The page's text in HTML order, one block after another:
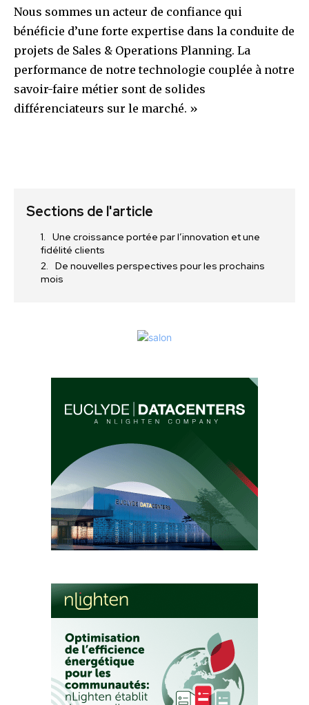
Nous sommes un acteur de confiance qui
bénéficie d’une forte expertise dans la conduite de
projets de Sales & Operations Planning. La
performance de notre technologie couplée à notre
savoir-faire métier sont de solides
différenciateurs sur le marché. »
Sections de l'article
Une croissance portée par l’innovation et une
fidélité clients
De nouvelles perspectives pour les prochains
mois